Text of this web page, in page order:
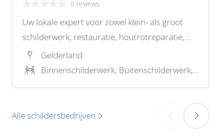
0 reviews
Uw lokale expert voor zowel klein- als groot
schilderwerk, restauratie, houtrotreparatie,
wandafwerking en beglazing. Met één
betrouwbare partner en één vast
Gelderland
Binnenschilderwerk, Buitenschilderwerk, Houtrotreparatie
Alle schildersbedrijven ‹ ›